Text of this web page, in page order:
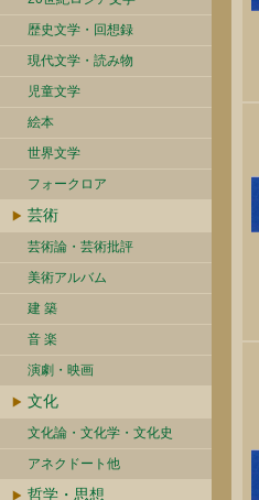
歴史文学・回想録
現代文学・読み物
児童文学
絵本
世界文学
フォークロア
芸術
芸術論・芸術批評
美術アルバム
建 築
音 楽
演劇・映画
文化
文化論・文化学・文化史
アネクドート他
哲学・思想